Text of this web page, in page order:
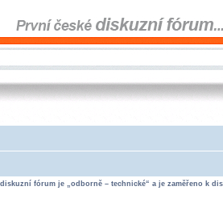
fórum je „odborně – technické“ a je zaměřeno k